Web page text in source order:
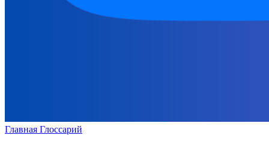
Главная Глоссарий